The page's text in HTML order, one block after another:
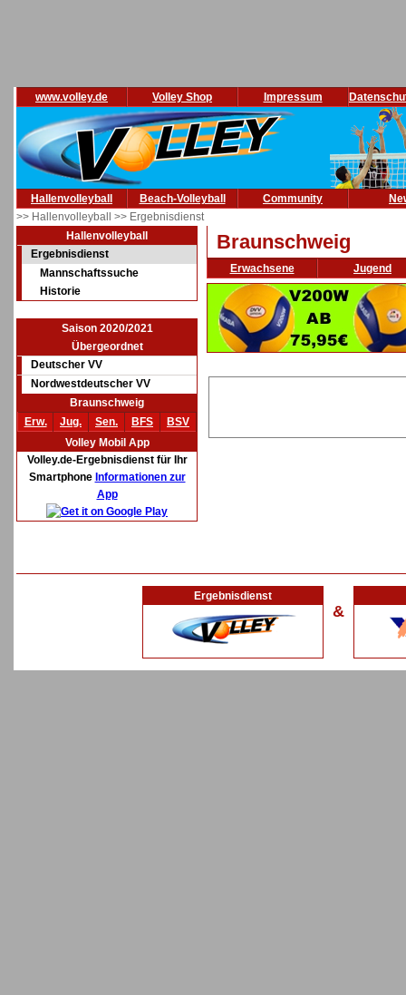
www.volley.de Volley Shop Impressum
Hallenvolleyball Beach-Volleyball Community
>> Hallenvolleyball >> Ergebnisdienst
Hallenvolleyball
Ergebnisdienst
Mannschaftssuche
Historie
Saison 2020/2021
Übergeordnet
Deutscher VV
Nordwestdeutscher VV
Braunschweig
Erw.
Jug. Sen. BFS
BSV
Volley Mobil App
Volley.de-Ergebnisdienst für Ihr
Smartphone Informationen zur
App
Braunschweig
Erwachsene Jugend
Ergebnisdienst
&